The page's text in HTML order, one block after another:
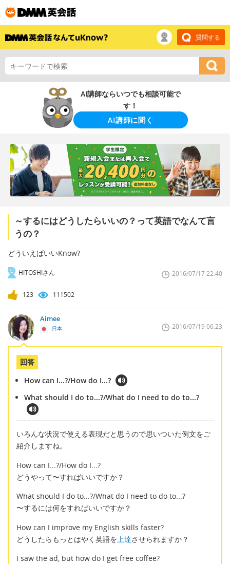
質問する
AI講師ならいつでも相談可能で
す！
AI講師に聞く
～するにはどうしたらいいの？って英語でなんて言
うの？
どういえばいいKnow?
HITOSHIさん 2016/07/17 22:40
123 111502
Aimee
日本 2016/07/19 06:23
回答
How can I...?/How do I...?
What should I do to...?/What do I need to do to...?
いろんな状況で使える表現だと思うので思いついた例文をご
紹介しますね。
How can I...?/How do I...?
どうやって〜すればいいですか？
What should I do to...?/What do I need to do to...?
〜するには何をすればいいですか？
How can I improve my English skills faster?
どうしたらもっとはやく英語を 上達させられますか？
I saw the ad, but how do I get free coffee?